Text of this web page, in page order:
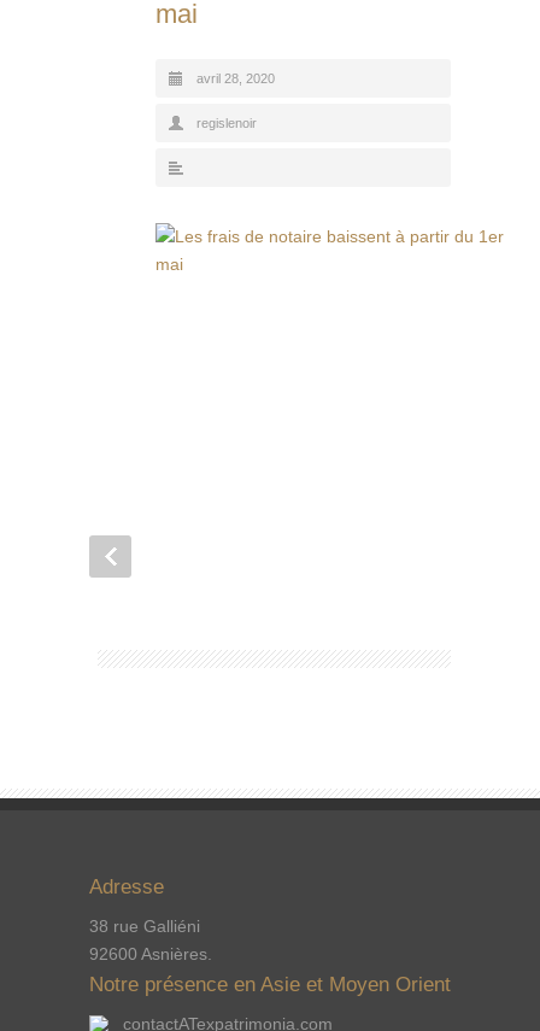
mai
avril 28, 2020
regislenoir
Adresse
38 rue Galliéni
92600 Asnières.
Notre présence en Asie et Moyen Orient
contactATexpatrimonia.com